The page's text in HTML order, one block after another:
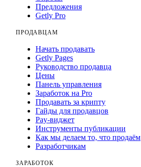
Предложения
Getly Pro
ПРОДАВЦАМ
Начать продавать
Getly Pages
Руководство продавца
Цены
Панель управления
Заработок на Pro
Продавать за крипту
Гайды для продавцов
Pay-виджет
Инструменты публикации
Как мы делаем то, что продаём
Разработчикам
ЗАРАБОТОК